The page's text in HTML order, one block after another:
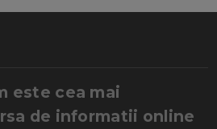
este cea mai
de informatii online